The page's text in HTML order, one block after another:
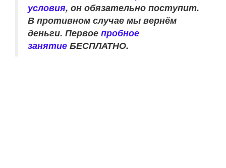
условия, он обязательно поступит.
В противном случае мы вернём
деньги. Первое пробное
занятие БЕСПЛАТНО.